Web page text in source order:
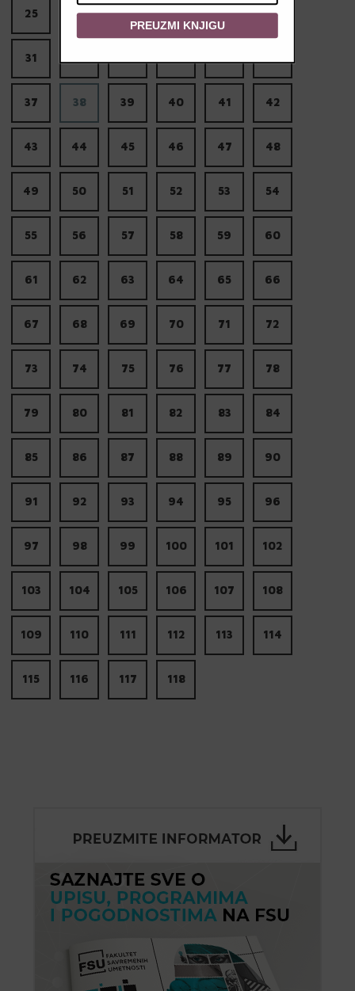
25 26 27 28 29 30
31
37 38 39 40 41 42
43 44 45 46 47 48
49 50 51 52 53 54
55 56 57 58 59 60
61 62 63 64 65 66
67 68 69 70 71 72
73 74 75 76 77 78
79 80 81 82 83 84
85 86 87 88 89 90
91 92 93 94 95 96
97 98 99 100 101 102
103 104 105 106 107 108
109 110 111 112 113 114
115 116 117 118
PREUZMI KNJIGU